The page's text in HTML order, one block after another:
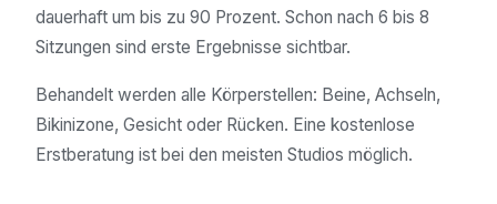
dauerhaft um bis zu 90 Prozent. Schon nach 6 bis 8
Sitzungen sind erste Ergebnisse sichtbar.
Behandelt werden alle Körperstellen: Beine, Achseln,
Bikinizone, Gesicht oder Rücken. Eine kostenlose
Erstberatung ist bei den meisten Studios möglich.